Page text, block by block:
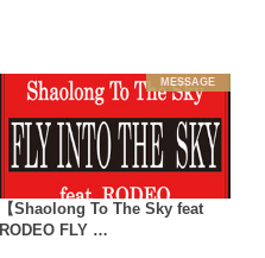
MESSAGE
【Shaolong To The Sky feat
RODEO FLY …